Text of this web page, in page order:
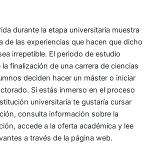
durante la etapa universitaria muestra
de las experiencias que hacen que dicho
irrepetible. El periodo de estudio
la finalización de una carrera de ciencias
deciden hacer un máster o iniciar
Si estás inmerso en el proceso
universitaria te gustaría cursar
consulta información sobre la
accede a la oferta académica y lee
a través de la página web.